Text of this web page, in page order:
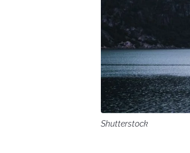
Shutterstock